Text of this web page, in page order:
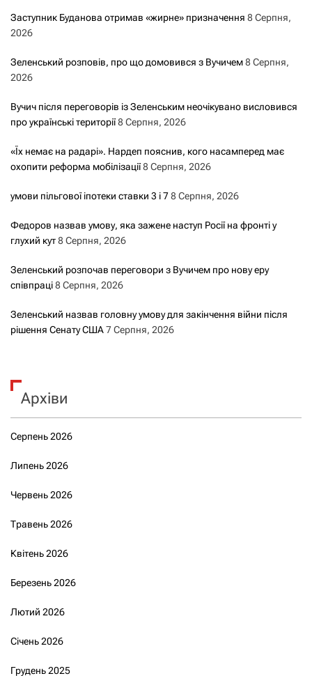
Заступник Буданова отримав «жирне» призначення 8 Серпня,
2026
Зеленський розповів, про що домовився з Вучичем8 Серпня,
2026
Вучич після переговорів із Зеленським неочікувано висловився
про українські території8 Серпня, 2026
«Їх немає на радарі». Нардеп пояснив, кого насамперед має
охопити реформа мобілізації8 Серпня, 2026
умови пільгової іпотеки ставки 3 і 78 Серпня, 2026
Федоров назвав умову, яка зажене наступ Росії на фронті у
глухий кут8 Серпня, 2026
Зеленський розпочав переговори з Вучичем про нову еру
співпраці8 Серпня, 2026
Зеленський назвав головну умову для закінчення війни після
рішення Сенату США7 Серпня, 2026
Архіви
Серпень 2026
Липень 2026
Червень 2026
Травень 2026
Квітень 2026
Березень 2026
Лютий 2026
Січень 2026
Грудень 2025